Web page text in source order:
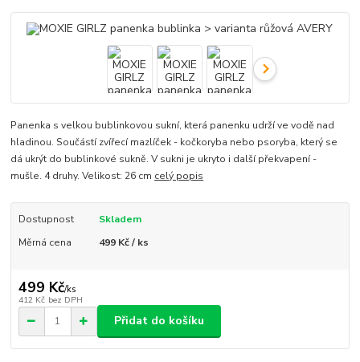
Panenka s velkou bublinkovou sukní, která panenku udrží ve vodě nad
hladinou. Součástí zvířecí mazlíček - kočkoryba nebo psoryba, který se
dá ukrýt do bublinkové sukně. V sukni je ukryto i další překvapení -
mušle. 4 druhy. Velikost: 26 cm celý popis
Dostupnost
Skladem
Měrná cena
499 Kč / ks
499 Kč/ks
412 Kč bez DPH
Přidat do košíku